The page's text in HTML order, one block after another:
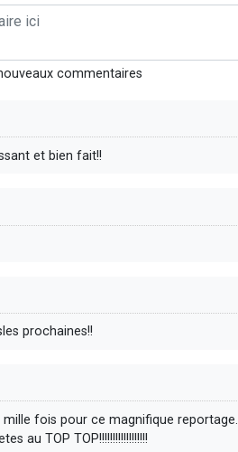
commentaires
et bien fait!!
prochaines!!
mille fois pour ce magnifique reportage.
au TOP TOP!!!!!!!!!!!!!!!!!!